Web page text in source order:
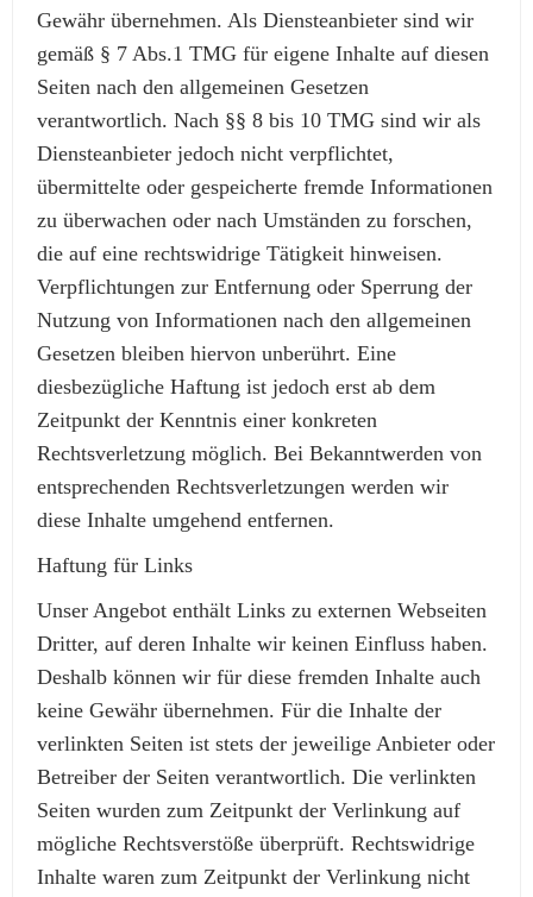
Gewähr übernehmen. Als Diensteanbieter sind wir
gemäß § 7 Abs.1 TMG für eigene Inhalte auf diesen
Seiten nach den allgemeinen Gesetzen
verantwortlich. Nach §§ 8 bis 10 TMG sind wir als
Diensteanbieter jedoch nicht verpflichtet,
übermittelte oder gespeicherte fremde Informationen
zu überwachen oder nach Umständen zu forschen,
die auf eine rechtswidrige Tätigkeit hinweisen.
Verpflichtungen zur Entfernung oder Sperrung der
Nutzung von Informationen nach den allgemeinen
Gesetzen bleiben hiervon unberührt. Eine
diesbezügliche Haftung ist jedoch erst ab dem
Zeitpunkt der Kenntnis einer konkreten
Rechtsverletzung möglich. Bei Bekanntwerden von
entsprechenden Rechtsverletzungen werden wir
diese Inhalte umgehend entfernen.
Haftung für Links
Unser Angebot enthält Links zu externen Webseiten
Dritter, auf deren Inhalte wir keinen Einfluss haben.
Deshalb können wir für diese fremden Inhalte auch
keine Gewähr übernehmen. Für die Inhalte der
verlinkten Seiten ist stets der jeweilige Anbieter oder
Betreiber der Seiten verantwortlich. Die verlinkten
Seiten wurden zum Zeitpunkt der Verlinkung auf
mögliche Rechtsverstöße überprüft. Rechtswidrige
Inhalte waren zum Zeitpunkt der Verlinkung nicht